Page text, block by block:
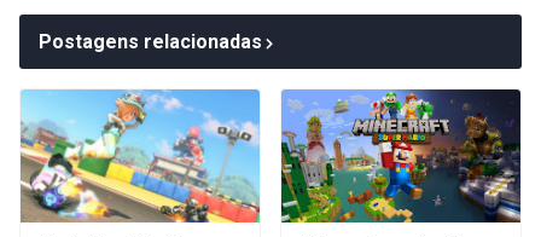
Postagens relacionadas